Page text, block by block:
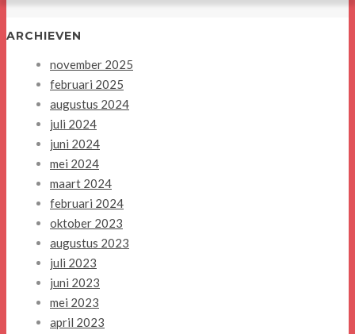
ARCHIEVEN
november 2025
februari 2025
augustus 2024
juli 2024
juni 2024
mei 2024
maart 2024
februari 2024
oktober 2023
augustus 2023
juli 2023
juni 2023
mei 2023
april 2023